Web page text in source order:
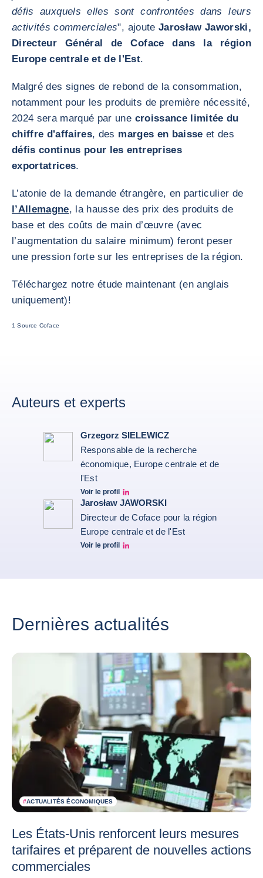
défis auxquels elles sont confrontées dans leurs
activités commerciales", ajoute Jarosław Jaworski,
Directeur Général de Coface dans la région
Europe centrale et de l'Est.
Malgré des signes de rebond de la consommation,
notamment pour les produits de première nécessité,
2024 sera marqué par une croissance limitée du
chiffre d'affaires, des marges en baisse et des
défis continus pour les entreprises
exportatrices.
L’atonie de la demande étrangère, en particulier de
l’Allemagne, la hausse des prix des produits de
base et des coûts de main d’œuvre (avec
l’augmentation du salaire minimum) feront peser
une pression forte sur les entreprises de la région.
Téléchargez notre étude maintenant (en anglais
uniquement)!
1 Source Coface
Auteurs et experts
Grzegorz SIELEWICZ
Responsable de la recherche
économique, Europe centrale et de
l'Est
Voir le profil
grzegorz-sielewicz linkedin
Jarosław JAWORSKI
Directeur de Coface pour la région
Europe centrale et de l'Est
Voir le profil
profil Linkedin Jarek
Dernières actualités
#ACTUALITÉS ÉCONOMIQUES
Les États-Unis renforcent leurs mesures
tarifaires et préparent de nouvelles actions
commerciales